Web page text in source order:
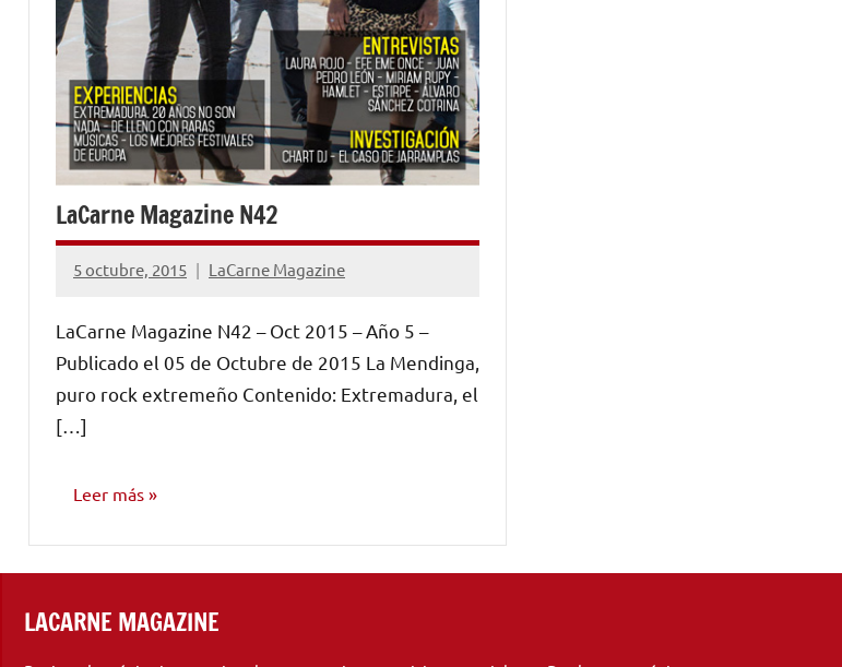
LaCarne Magazine N42
5 octubre, 2015 LaCarne Magazine
No
comentarios
LaCarne Magazine N42 – Oct 2015 – Año 5 –
Publicado el 05 de Octubre de 2015 La Mendinga,
puro rock extremeño Contenido: Extremadura, el
[…]
Leer más
LACARNE MAGAZINE